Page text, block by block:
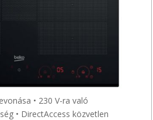
• 230 V-ra való
• DirectAccess közvetlen